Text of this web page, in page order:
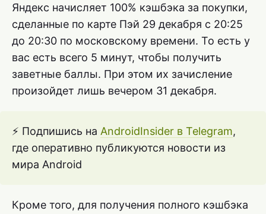
Яндекс начисляет 100% кэшбэка за покупки,
сделанные по карте Пэй 29 декабря с 20:25
до 20:30 по московскому времени. То есть у
вас есть всего 5 минут, чтобы получить
заветные баллы. При этом их зачисление
произойдет лишь вечером 31 декабря.
⚡ Подпишись на AndroidInsider в Telegram,
где оперативно публикуются новости из
мира Android
Кроме того, для получения полного кэшбэка